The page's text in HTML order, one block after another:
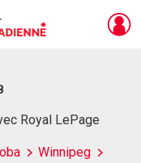
Royal LePage
Winnipeg